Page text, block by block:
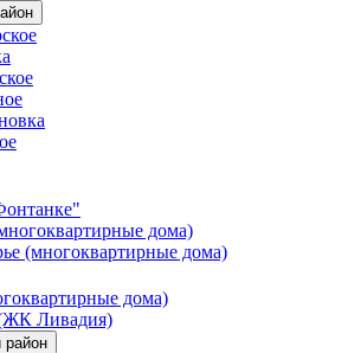
дома)
(многоквартирные дома)
дома)
Ливадия)
район